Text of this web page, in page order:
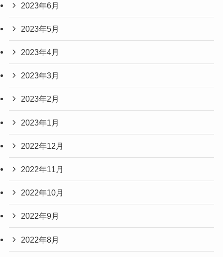
2023年6月
2023年5月
2023年4月
2023年3月
2023年2月
2023年1月
2022年12月
2022年11月
2022年10月
2022年9月
2022年8月